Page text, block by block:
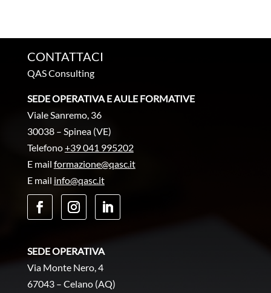
CONTATTACI
QAS Consulting
SEDE OPERATIVA E AULE FORMATIVE
Viale Sanremo, 36
30038 – Spinea (VE)
Telefono+39 041 995202
E mail formazione@qasc.it
E mail info@qasc.it
SEDE OPERATIVA
Via Monte Nero, 4
67043 – Celano (AQ)